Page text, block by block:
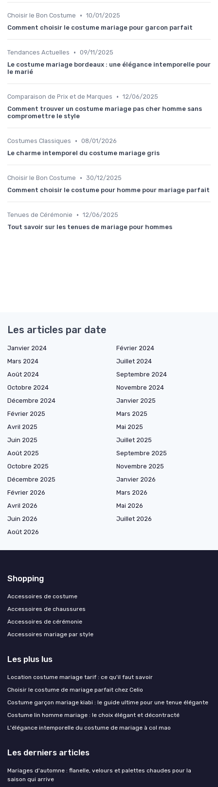
Choisir le Bon Costume • 10/01/2025
Comment choisir le costume mariage pour garcon parfait
Tendances Actuelles • 09/11/2025
Le costume mariage bordeaux : une élégance intemporelle pour
le marié
Comparaison de Prix et de Marques • 12/06/2025
Comment trouver un costume mariage pas cher homme sans
compromettre le style
Costumes Classiques • 08/01/2026
Le charme intemporel du costume mariage gris
Choisir le Bon Costume • 30/12/2025
Comment choisir le costume pour homme pour mariage parfait
Tenues de Cérémonie • 12/06/2025
Tout savoir sur les tenues de mariage pour hommes
Les articles par date
Janvier 2024
Février 2024
Mars 2024
Juillet 2024
Août 2024
Septembre 2024
Octobre 2024
Novembre 2024
Décembre 2024
Janvier 2025
Février 2025
Mars 2025
Avril 2025
Mai 2025
Juin 2025
Juillet 2025
Août 2025
Septembre 2025
Octobre 2025
Novembre 2025
Décembre 2025
Janvier 2026
Février 2026
Mars 2026
Avril 2026
Mai 2026
Juin 2026
Juillet 2026
Août 2026
Shopping
Accessoires de costume
Accessoires de chaussures
Accessoires de cérémonie
Accessoires mariage par style
Les plus lus
Location costume mariage tarif : ce qu'il faut savoir
Choisir le costume de mariage parfait chez Celio
Costume garçon mariage kiabi : le guide ultime pour une tenue élégante
Costume lin homme mariage : le choix élégant et décontracté
L'élégance intemporelle du costume de mariage à col mao
Les derniers articles
Mariages d'automne : flanelle, velours et palettes chaudes pour la
saison qui arrive